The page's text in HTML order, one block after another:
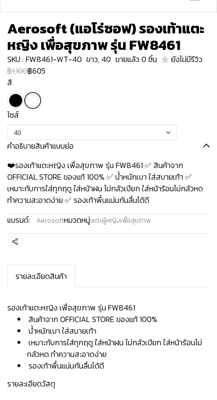
Aerosoft (แอโร่ซอฟ) รองเท้าแตะ
หญิง เพื่อสุขภาพ รุ่น FW8461
SKU : FW8461-WT-40 ขาว, 40 ขายแล้ว 0 ชิ้น
ยังไม่มีรีวิว
฿1,100฿605
สี
ไซส์
40
คำอธิบายสินค้าแบบย่อ
❤️รองเท้าแตะหญิง เพื่อสุขภาพ รุ่น FW8461 ✅ สินค้าจาก
OFFICIAL STORE ของแท้ 100% ✅ น้ำหนักเบา ใส่สบายเท้า ✅
เหมาะกับการใส่ทุกฤดู ใส่หน้าฝน ไม่กลัวเปียก ใส่หน้าร้อนไม่กลัวหด
ทำความสะอาดง่าย ✅ รองเท้าพื้นแน่นกันลื่นได้ดี
แบรนด์:
Aerosoftหมวดหมู่:แตะผู้หญิงเพื่อสุขภาพ
แชร์
รายละเอียดสินค้า
รองเท้าแตะหญิง เพื่อสุขภาพ รุ่น FW8461
สินค้าจาก OFFICIAL STORE ของแท้ 100%
น้ำหนักเบา ใส่สบายเท้า
เหมาะกับการใส่ทุกฤดู ใส่หน้าฝน ไม่กลัวเปียก ใส่หน้าร้อนไม่
กลัวหด ทำความสะอาดง่าย
รองเท้าพื้นแน่นกันลื่นได้ดี
รายละเอียดวัสดุ